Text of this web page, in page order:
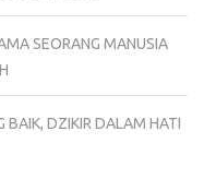
SEORANG MANUSIA
BAIK, DZIKIR DALAM HATI